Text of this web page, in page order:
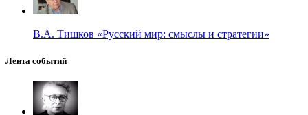
В.А. Тишков «Русский мир: смыслы и стратегии»
Лента событий